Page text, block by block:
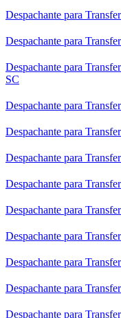
Despachante para
Despachante para
Despachante para
SC
Despachante para
Despachante para
Despachante para
Despachante para
Despachante para
Despachante para
Despachante para
Despachante para
Despachante para